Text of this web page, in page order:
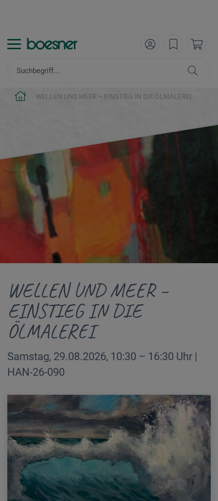
WELLEN UND MEER – EINSTIEG IN DIE ÖLMALEREI
WELLEN UND MEER –
EINSTIEG IN DIE
ÖLMALEREI
Samstag, 29.08.2026, 10:30 – 16:30 Uhr |
HAN-26-090